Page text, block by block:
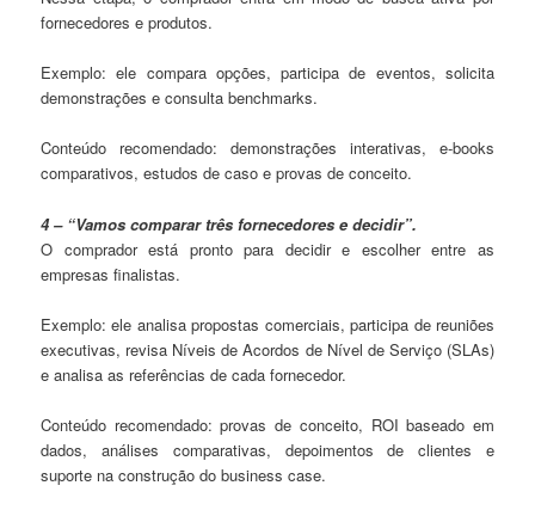
fornecedores e produtos.
Exemplo: ele compara opções, participa de eventos, solicita
demonstrações e consulta benchmarks.
Conteúdo recomendado: demonstrações interativas, e-books
comparativos, estudos de caso e provas de conceito.
4 – “Vamos comparar três fornecedores e decidir”.
O comprador está pronto para decidir e escolher entre as
empresas finalistas.
Exemplo: ele analisa propostas comerciais, participa de reuniões
executivas, revisa Níveis de Acordos de Nível de Serviço (SLAs)
e analisa as referências de cada fornecedor.
Conteúdo recomendado: provas de conceito, ROI baseado em
dados, análises comparativas, depoimentos de clientes e
suporte na construção do business case.